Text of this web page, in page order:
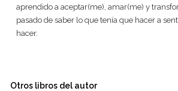
aprendido a aceptar(me), amar(me) y
pasado de saber lo que tenía que hacer a
hacer.
Otros libros del autor